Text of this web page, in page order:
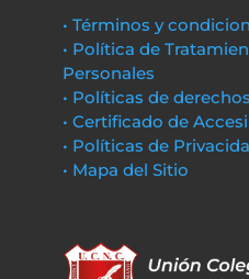
• Términos y
• Política de
Personales
• Políticas de
• Certificado de
• Políticas de
• Mapa del Sitio